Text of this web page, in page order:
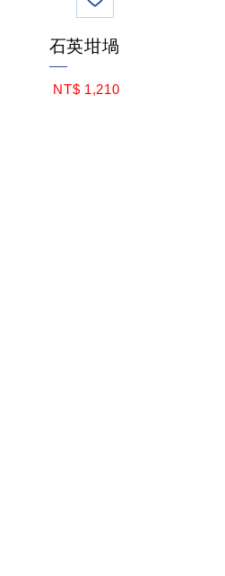
石英坩堝
NT$ 1,210
VIEW
MOR
E